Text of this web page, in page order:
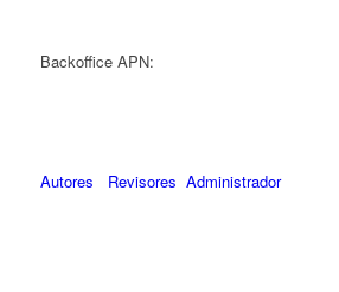
Backoffice APN:
Autores Revisores Administrador